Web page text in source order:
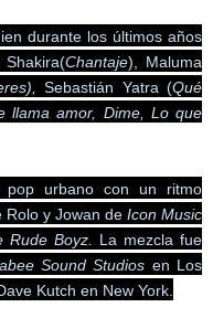
durante los últimos años
Shakira(Chantaje), Maluma
Sebastián Yatra (Qué
llama amor, Dime, Lo que
pop urbano con un ritmo
Rolo y Jowan de Icon Music
Rude Boyz. La mezcla fue
Sound Studios en Los
Kutch en New York.